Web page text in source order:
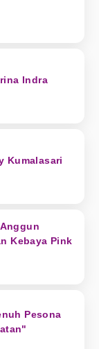
Indra
Kumalasari
Kebaya Pink
Pesona